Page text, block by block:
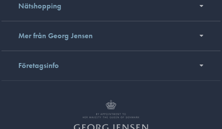
Nätshopping
Mer från Georg Jensen
Företagsinfo